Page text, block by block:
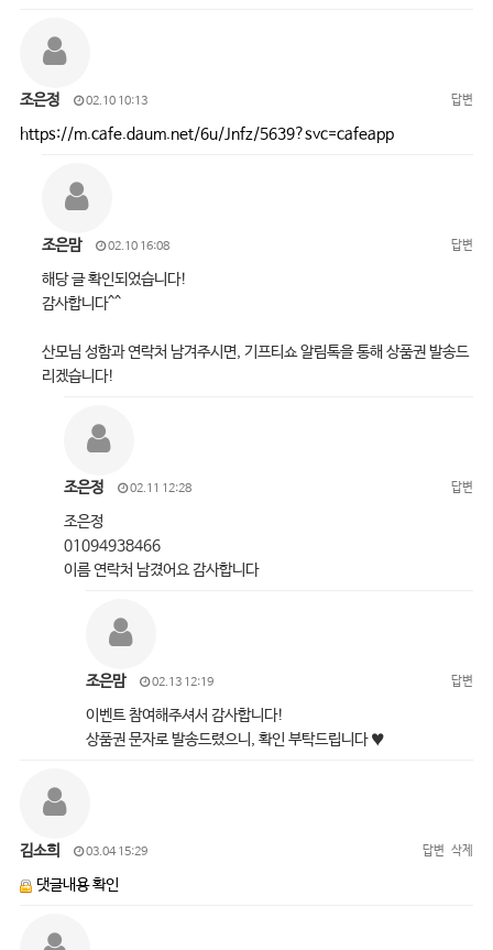
조은정 02.10 10:13 답변
https://m.cafe.daum.net/6u/Jnfz/5639?svc=cafeapp
조은맘 02.10 16:08 답변
해당 글 확인되었습니다!
감사합니다^^
산모님 성함과 연락처 남겨주시면, 기프티쇼 알림톡을 통해 상품권 발송드
리겠습니다!
조은정 02.11 12:28 답변
조은정
01094938466
이름 연락처 남겼어요 감사합니다
조은맘 02.13 12:19 답변
이벤트 참여해주셔서 감사합니다!
상품권 문자로 발송드렸으니, 확인 부탁드립니다 ♥
김소희 03.04 15:29 답변 삭제
댓글내용 확인